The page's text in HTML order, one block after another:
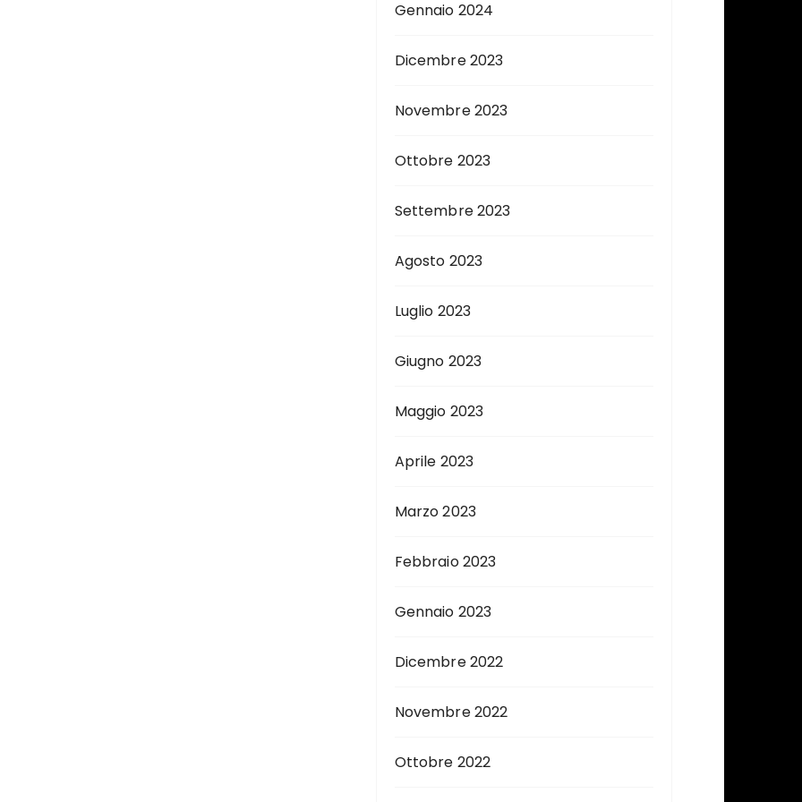
Gennaio 2024
Dicembre 2023
Novembre 2023
Ottobre 2023
Settembre 2023
Agosto 2023
Luglio 2023
Giugno 2023
Maggio 2023
Aprile 2023
Marzo 2023
Febbraio 2023
Gennaio 2023
Dicembre 2022
Novembre 2022
Ottobre 2022